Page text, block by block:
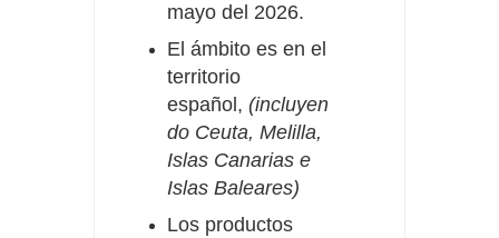
mayo del 2026.
El ámbito es en el
territorio
español, (incluyen
do Ceuta, Melilla,
Islas Canarias e
Islas Baleares)
Los productos